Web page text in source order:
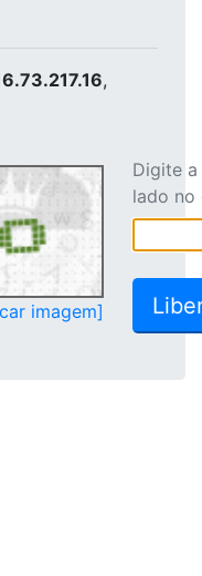
,
imagem]
Digite
lado no